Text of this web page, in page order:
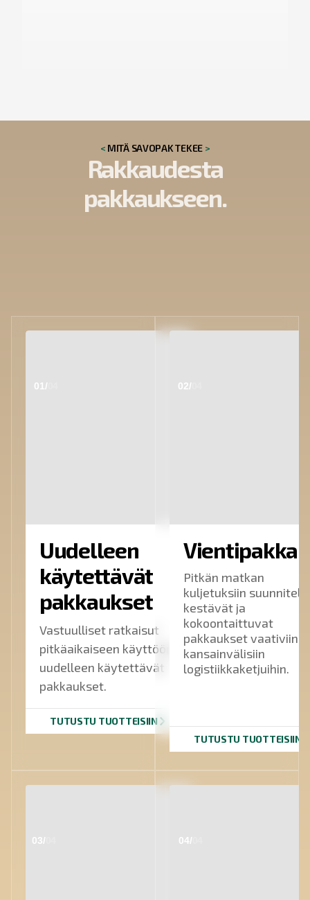
< MITÄ SAVOPAK TEKEE>
Rakkaudesta
pakkaukseen.
01/
Uudelleen
käytettävät
pakkaukset
Vastuulliset ratkaisut
pitkäaikaiseen käyttöön,
uudelleen käytettävät
pakkaukset.
TUTUSTU TUOTTEISIIN
02/
Pitkän matkan
kuljetuksiin
kestävät ja
kokoontaittuvat
pakkaukset vaativiin
kansainvälisiin
logistiikkaketjuihin.
TUTUSTU TUOTTEISIIN
03/ 04/